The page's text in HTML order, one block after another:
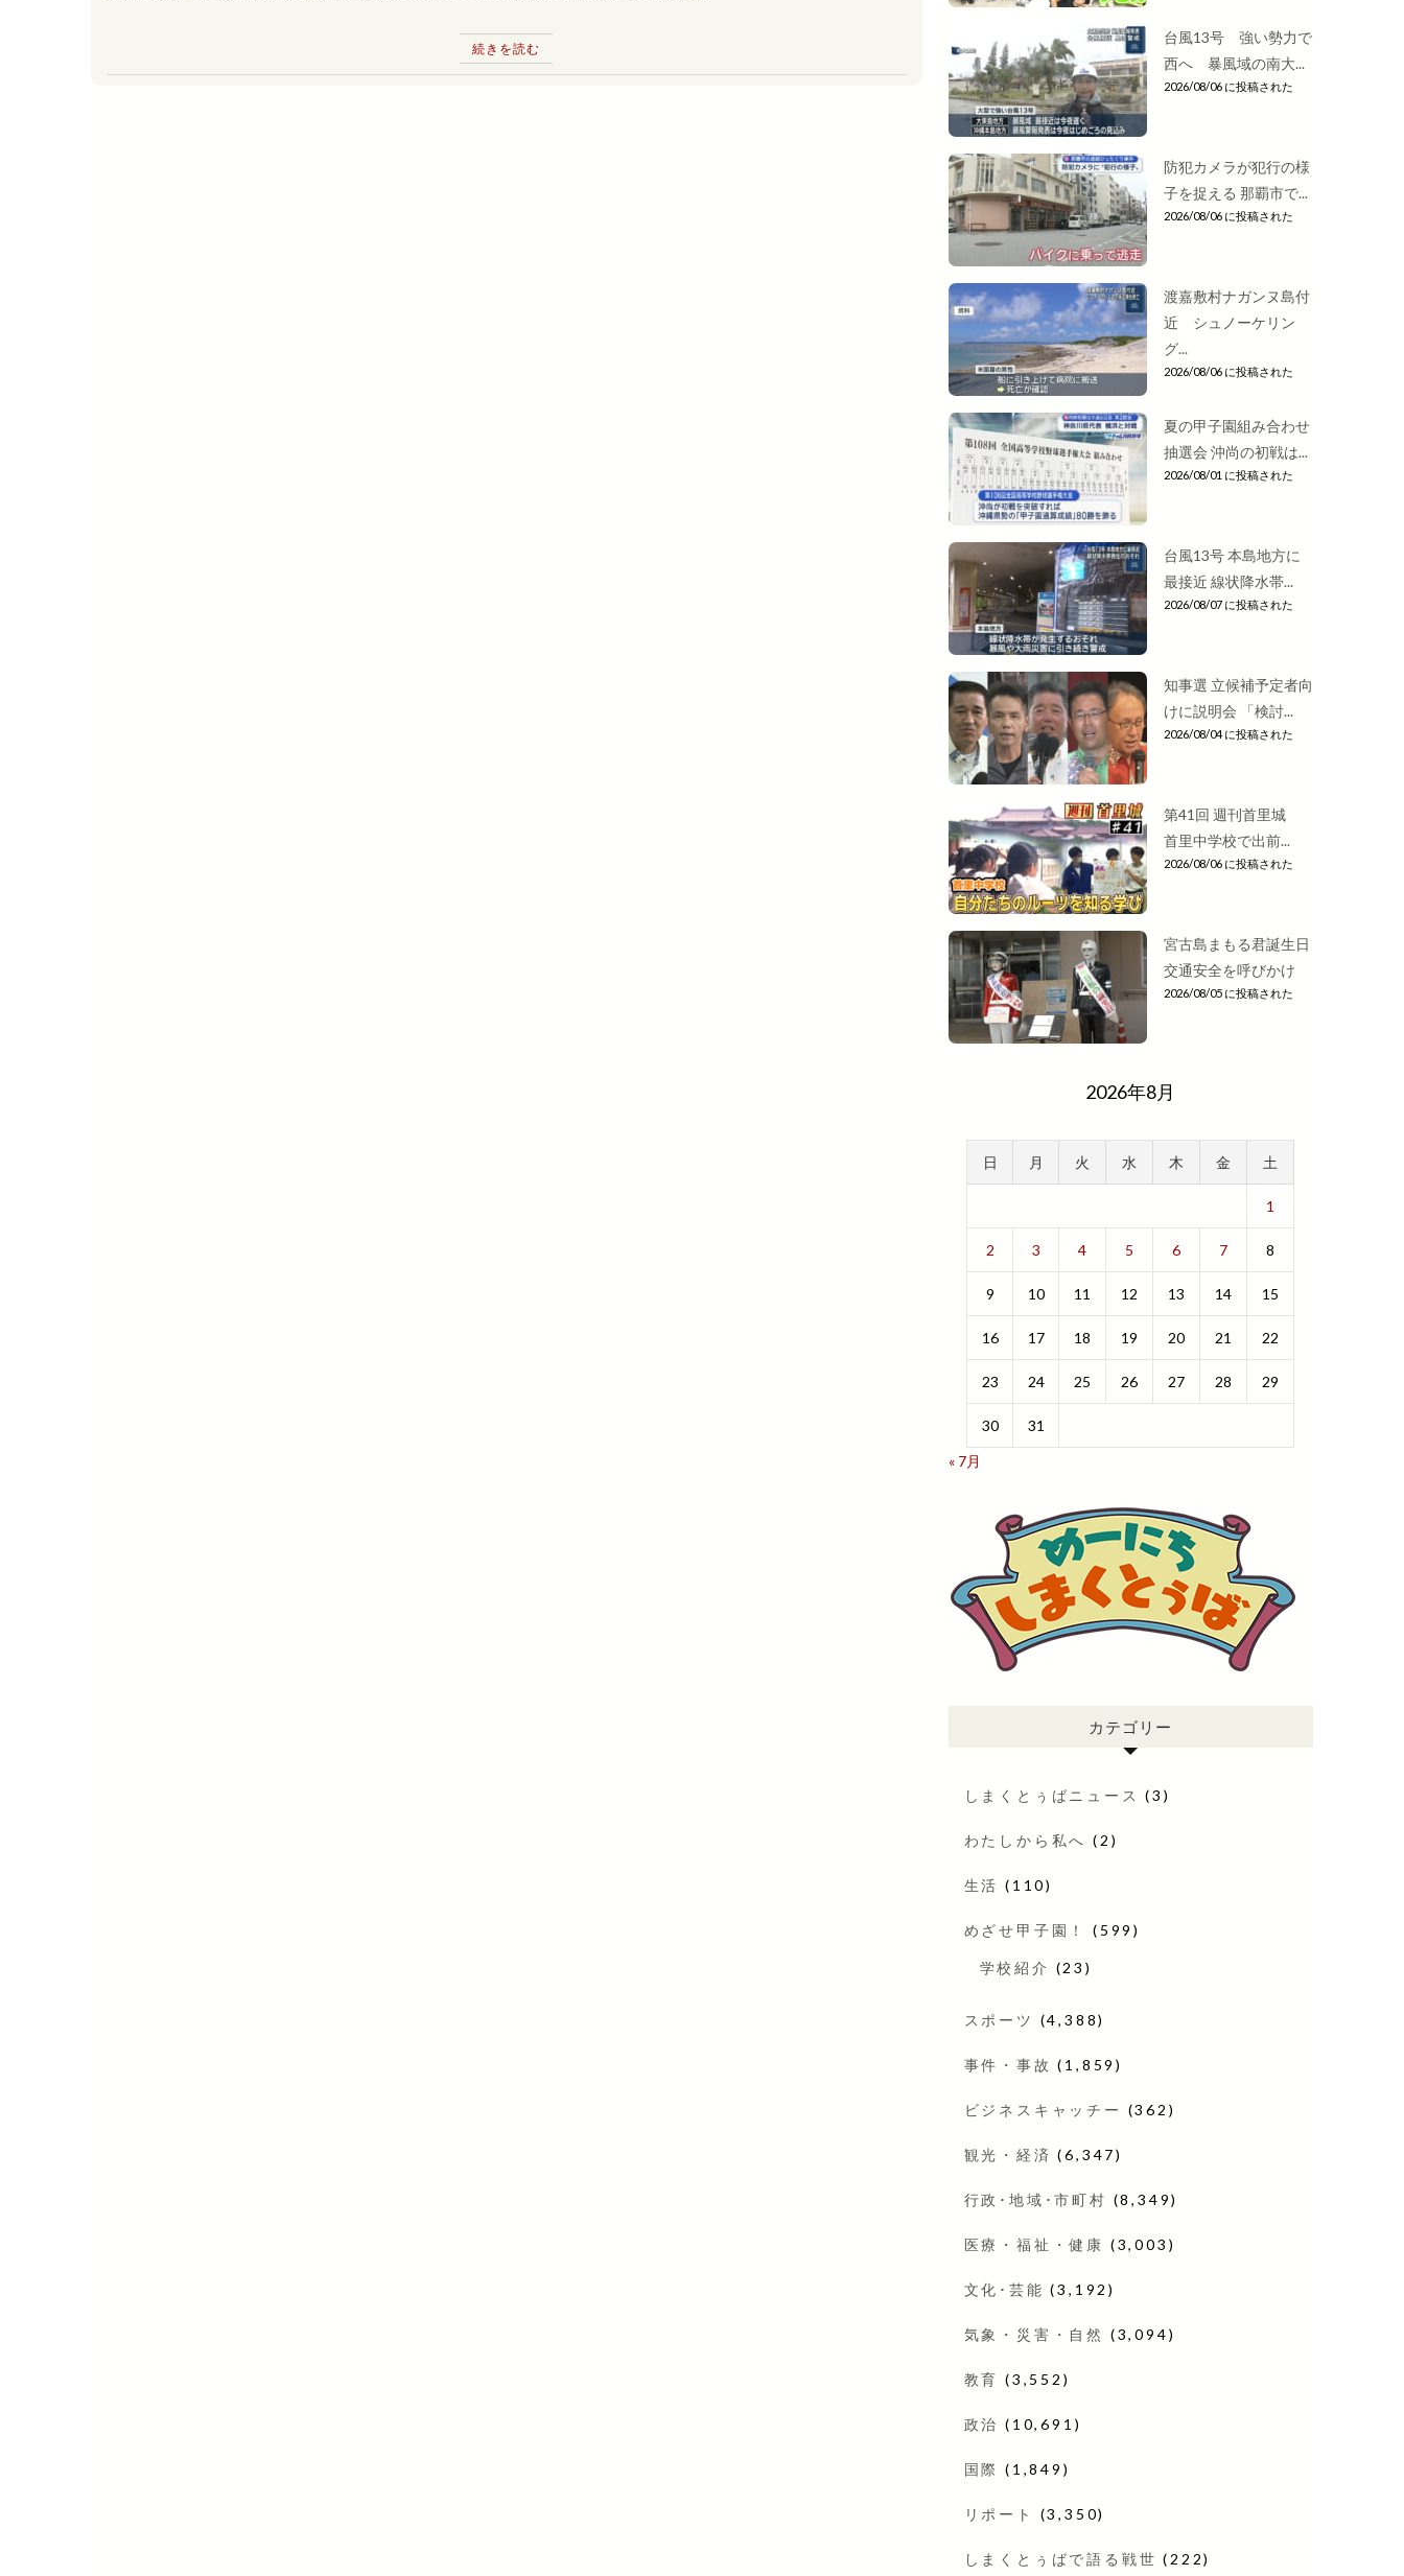
続きを読む
台風13号 強い勢力で
西へ 暴風域の南大...
2026/08/06 に投稿された
防犯カメラが犯行の様
子を捉える 那覇市で...
2026/08/06 に投稿された
渡嘉敷村ナガンヌ島付
近 シュノーケリン
グ...
2026/08/06 に投稿された
夏の甲子園組み合わせ
抽選会 沖尚の初戦は...
2026/08/01 に投稿された
台風13号 本島地方に
最接近 線状降水帯...
2026/08/07 に投稿された
知事選 立候補予定者向
けに説明会 「検討...
2026/08/04 に投稿された
第41回 週刊首里城
首里中学校で出前...
2026/08/06 に投稿された
宮古島まもる君誕生日
交通安全を呼びかけ
2026/08/05 に投稿された
2026年8月
日 月 火 水 木 金 土
1
2 3 4 5 6 7 8
9 10 11 12 13 14 15
16 17 18 19 20 21 22
23 24 25 26 27 28 29
30
31
« 7月
カテゴリー
しまくとぅばニュース (3)
わたしから私へ (2)
生活 (110)
めざせ甲子園！ (599)
学校紹介 (23)
スポーツ (4,388)
事件・事故 (1,859)
ビジネスキャッチー (362)
観光・経済 (6,347)
行政･地域･市町村 (8,349)
医療・福祉・健康 (3,003)
文化･芸能 (3,192)
気象・災害・自然 (3,094)
教育 (3,552)
政治 (10,691)
国際 (1,849)
リポート (3,350)
しまくとぅばで語る戦世 (222)